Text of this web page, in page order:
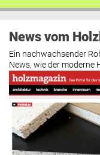
News vom
Ein nachwachsender
News, wie der moderne